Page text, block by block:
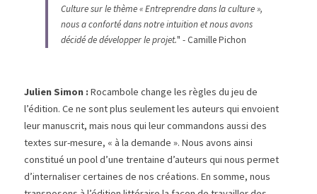
Culture sur le thème « Entreprendre dans la culture »,
nous a conforté dans notre intuition et nous avons
décidé de développer le projet." - Camille Pichon
Julien Simon : Rocambole change les règles du jeu de
l’édition. Ce ne sont plus seulement les auteurs qui envoient
leur manuscrit, mais nous qui leur commandons aussi des
textes sur-mesure, « à la demande ». Nous avons ainsi
constitué un pool d’une trentaine d’auteurs qui nous permet
d’internaliser certaines de nos créations. En somme, nous